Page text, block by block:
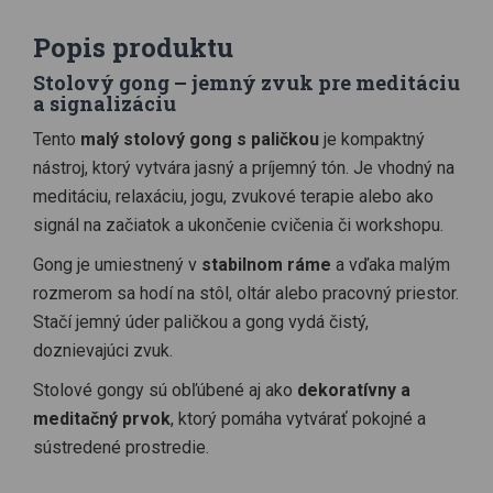
Popis produktu
Stolový gong – jemný zvuk pre meditáciu
a signalizáciu
Tento malý stolový gong s paličkou je kompaktný
nástroj, ktorý vytvára jasný a príjemný tón. Je vhodný na
meditáciu, relaxáciu, jogu, zvukové terapie alebo ako
signál na začiatok a ukončenie cvičenia či workshopu.
Gong je umiestnený v stabilnom ráme a vďaka malým
rozmerom sa hodí na stôl, oltár alebo pracovný priestor.
Stačí jemný úder paličkou a gong vydá čistý,
doznievajúci zvuk.
Stolové gongy sú obľúbené aj ako dekoratívny a
meditačný prvok, ktorý pomáha vytvárať pokojné a
sústredené prostredie.